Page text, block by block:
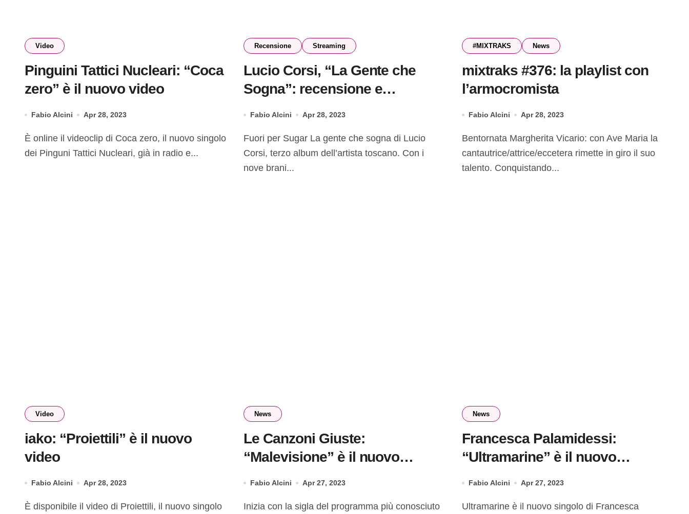
Video
Pinguini Tattici Nucleari: “Coca
zero” è il nuovo video
Fabio Alcini Apr 28, 2023
È online il videoclip di Coca zero, il nuovo singolo
dei Pinguni Tattici Nucleari, già in radio e...
Recensione Streaming
Lucio Corsi, “La Gente che
Sogna”: recensione e
Fabio Alcini Apr 28, 2023
Fuori per Sugar La gente che sogna di Lucio
Corsi, terzo album dell’artista toscano. Con i
nove brani...
#MIXTRAKS News
mixtraks #376: la playlist con
l’armocromista
Fabio Alcini Apr 28, 2023
Bentornata Margherita Vicario: con Ave Maria la
cantautrice/attrice/eccetera rimette in giro il suo
talento. Conquistando...
Video
iako: “Proiettili” è il nuovo
video
Fabio Alcini Apr 28, 2023
È disponibile il video di Proiettili, il nuovo singolo
News
Le Canzoni Giuste:
“Malevisione” è il nuovo
Fabio Alcini Apr 27, 2023
Inizia con la sigla del programma più conosciuto
News
Francesca Palamidessi:
“Ultramarine” è il nuovo
Fabio Alcini Apr 27, 2023
Ultramarine è il nuovo singolo di Francesca